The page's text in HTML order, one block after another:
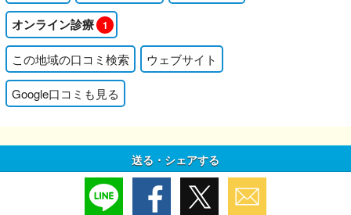
オンライン診療 1
この地域の口コミ検索 ウェブサイト
Google口コミも見る
送る・シェアする